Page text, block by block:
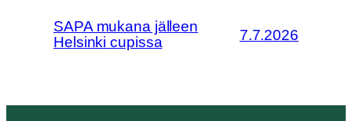
SAPA mukana jälleen
Helsinki cupissa
7.7.2026